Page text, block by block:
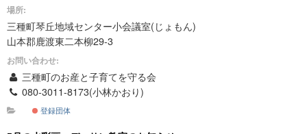
場所:
三種町琴丘地域センター小会議室(じょもん)
山本郡鹿渡東二本柳29-3
お問い合わせ:
三種町のお産と子育てを守る会
080-3011-8173(小林かおり)
登録団体